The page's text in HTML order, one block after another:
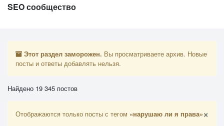
SEO сообщество
Этот раздел заморожен. Вы просматриваете архив. Новые
посты и ответы добавлять нельзя.
Найдено 19 345 постов
Отображаются только посты с тегом «нарушаю ли я права»×